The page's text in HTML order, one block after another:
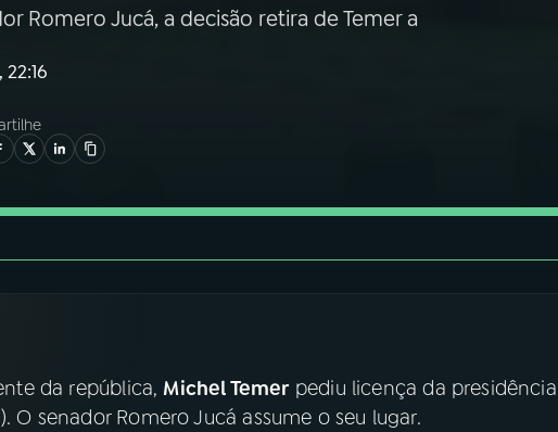
Romero Jucá, a decisão retira de Temer a
da república, Michel Temerpediu licença da
O senador Romero Jucá assume o seu lugar.